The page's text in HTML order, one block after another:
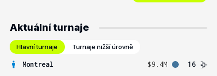
Aktuální turnaje
Hlavní turnaje Turnaje nižší úrovně
Montreal $9.4M
16